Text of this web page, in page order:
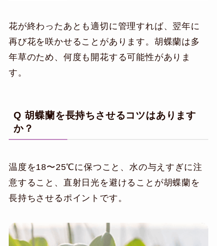
花が終わったあとも適切に管理すれば、翌年に
再び花を咲かせることがあります。胡蝶蘭は多
年草のため、何度も開花する可能性がありま
す。
Q 胡蝶蘭を長持ちさせるコツはあります
か？
温度を18〜25℃に保つこと、水の与えすぎに注
意すること、直射日光を避けることが胡蝶蘭を
長持ちさせるポイントです。